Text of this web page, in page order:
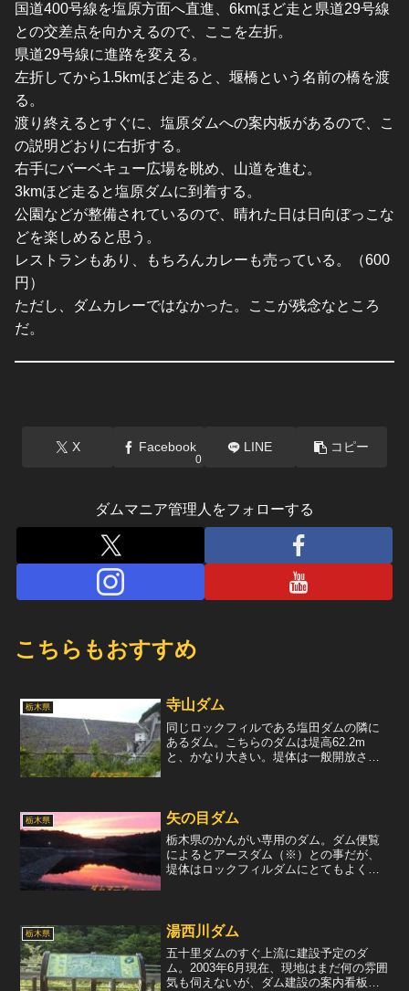
国道400号線を塩原方面へ直進、6kmほど走と県道29号線
との交差点を向かえるので、ここを左折。
県道29号線に進路を変える。
左折してから1.5kmほど走ると、堰橋という名前の橋を渡
る。
渡り終えるとすぐに、塩原ダムへの案内板があるので、こ
の説明どおりに右折する。
右手にバーベキュー広場を眺め、山道を進む。
3kmほど走ると塩原ダムに到着する。
公園などが整備されているので、晴れた日は日向ぼっこな
どを楽しめると思う。
レストランもあり、もちろんカレーも売っている。（600
円）
ただし、ダムカレーではなかった。ここが残念なところ
だ。
X Facebook
0
LINE コピー
ダムマニア管理人をフォローする
こちらもおすすめ
栃木県 寺山ダム
同じロックフィルである塩田ダムの隣に
あるダム。こちらのダムは堤高62.2m
と、かなり大きい。堤体は一般開放され
洪水吐。ダム湖のわりには...
栃木県 矢の目ダム
栃木県のかんがい専用のダム。ダム便覧
によるとアースダム（※）との事だが、
堤体はロックフィルダムにとてもよく似
に釣りなどを楽しんでいた...
栃木県 湯西川ダム
五十里ダムのすぐ上流に建設予定のダ
ム。2003年6月現在、現地はまだ何の雰囲
気も伺えないが、ダム建設の案内看板だ